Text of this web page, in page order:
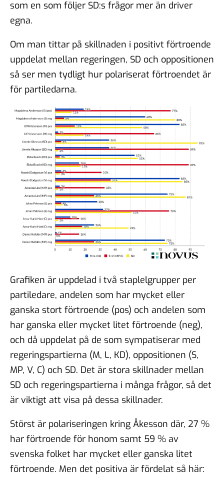
som en som följer SD:s frågor mer än driver
egna.
Om man tittar på skillnaden i positivt förtroende
uppdelat mellan regeringen, SD och oppositionen
så ser men tydligt hur polariserat förtroendet är
för partiledarna.
Grafiken är uppdelad i två staplelgrupper per
partiledare, andelen som har mycket eller
ganska stort förtroende (pos) och andelen som
har ganska eller mycket litet förtroende (neg),
och då uppdelat på de som sympatiserar med
regeringspartierna (M, L, KD), oppositionen (S,
MP, V, C) och SD. Det är stora skillnader mellan
SD och regeringspartierna i många frågor, så det
är viktigt att visa på dessa skillnader.
Störst är polariseringen kring Åkesson där, 27 %
har förtroende för honom samt 59 % av
svenska folket har mycket eller ganska litet
förtroende. Men det positiva är fördelat så här: